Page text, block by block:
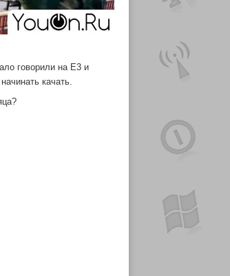
говорили на Е3 и
качать.